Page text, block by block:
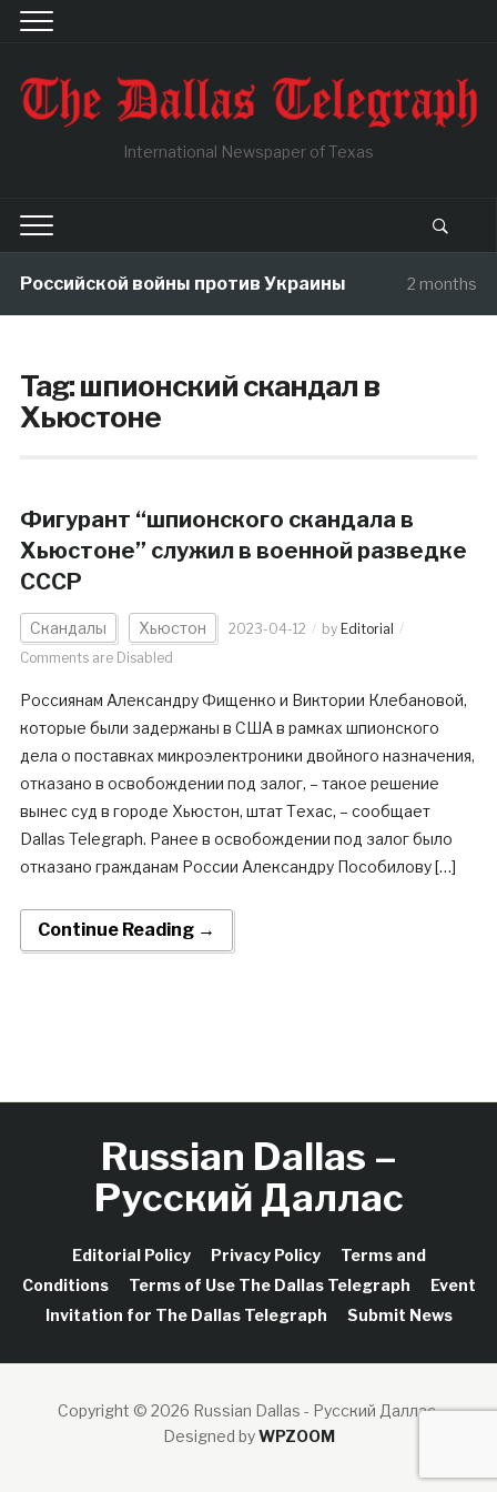
International Newspaper of Texas
Российской войны против Украины 2 months
Tag:шпионский скандал в
Хьюстоне
Фигурант “шпионского скандала в
Хьюстоне” служил в военной разведке
СССР
Скандалы Хьюстон 2023-04-12 by Editorial
Comments are Disabled
Россиянам Александру Фищенко и Виктории Клебановой,
которые были задержаны в США в рамках шпионского
дела о поставках микроэлектроники двойного назначения,
отказано в освобождении под залог, – такое решение
вынес суд в городе Хьюстон, штат Техас, – сообщает
Dallas Telegraph. Ранее в освобождении под залог было
отказано гражданам России Александру Пособилову […]
Continue Reading →
Russian Dallas –
Русский Даллас
Editorial Policy Privacy Policy
Terms and
Conditions
Terms of Use The Dallas Telegraph
Event
Invitation for The Dallas Telegraph
Submit News
Copyright © 2026 Russian Dallas - Русский Даллас.
Designed byWPZOOM